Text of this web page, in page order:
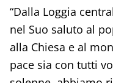
“Dalla Loggia
nel Suo saluto al
alla Chiesa e al
pace sia con tutti